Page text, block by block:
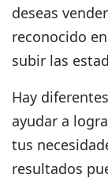
deseas
reconocido
subir las
Hay
ayudar a
tus
resultados